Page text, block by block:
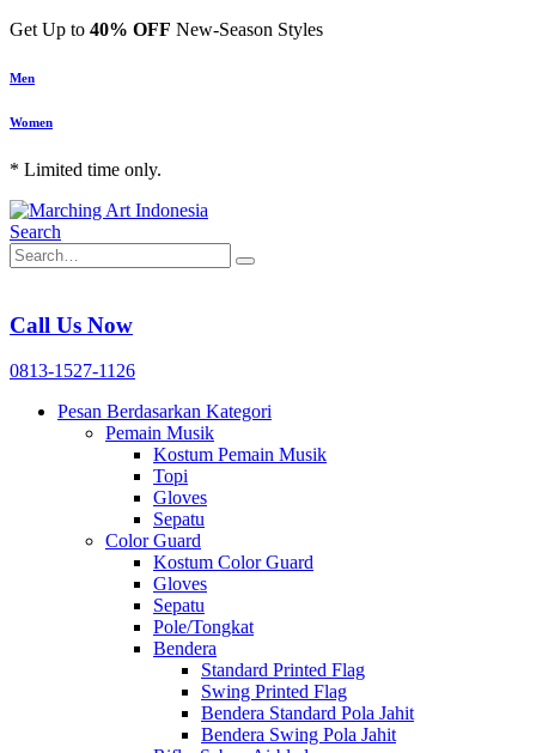
Get Up to 40% OFF New-Season Styles
Men
Women
* Limited time only.
Search
Call Us Now
0813-1527-1126
Pesan Berdasarkan Kategori
Pemain Musik
Kostum Pemain Musik
Topi
Gloves
Sepatu
Color Guard
Kostum Color Guard
Gloves
Sepatu
Pole/Tongkat
Bendera
Standard Printed Flag
Swing Printed Flag
Bendera Standard Pola Jahit
Bendera Swing Pola Jahit